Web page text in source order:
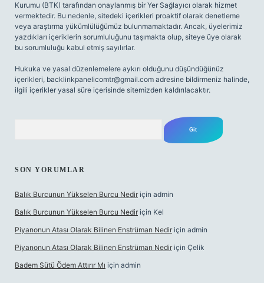
Kurumu (BTK) tarafından onaylanmış bir Yer Sağlayıcı olarak hizmet
vermektedir. Bu nedenle, sitedeki içerikleri proaktif olarak denetleme
veya araştırma yükümlülüğümüz bulunmamaktadır. Ancak, üyelerimiz
yazdıkları içeriklerin sorumluluğunu taşımakta olup, siteye üye olarak
bu sorumluluğu kabul etmiş sayılırlar.
Hukuka ve yasal düzenlemelere aykırı olduğunu düşündüğünüz
içerikleri, backlinkpanelicomtr@gmail.com adresine bildirmeniz halinde,
ilgili içerikler yasal süre içerisinde sitemizden kaldırılacaktır.
SON YORUMLAR
Balık Burcunun Yükselen Burcu Nedir için admin
Balık Burcunun Yükselen Burcu Nedir için Kel
Piyanonun Atası Olarak Bilinen Enstrüman Nedir için admin
Piyanonun Atası Olarak Bilinen Enstrüman Nedir için Çelik
Badem Sütü Ödem Attırır Mı için admin